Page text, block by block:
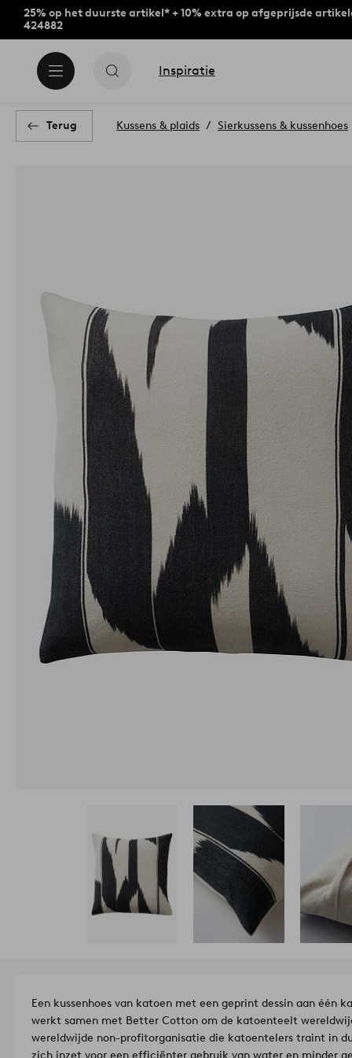
25% op het duurste artikel* + 10% extra op afgeprijsde
424882
Inspiratie
Terug Kussens & plaids Sierkussens & kussenhoes
Een kussenhoes van katoen met een geprint dessin aan één
werkt samen met Better Cotton om de katoenteelt
wereldwijde non-profitorganisatie die katoentelers traint in
zich inzet voor een efficiënter gebruik van water en minder